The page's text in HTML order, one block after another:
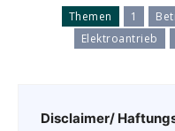
Themen 1
Elektroantrieb
Disclaimer/